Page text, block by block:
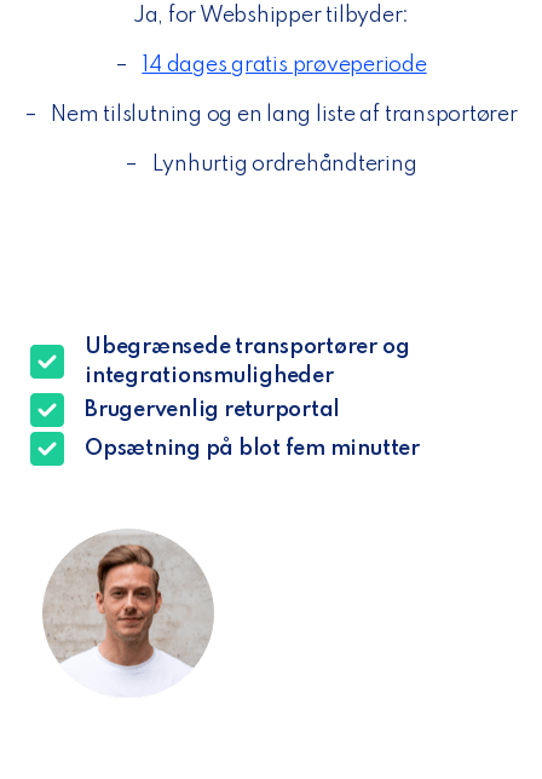
Ja, for Webshipper tilbyder:
– 14 dages gratis prøveperiode
– Nem tilslutning og en lang liste af transportører
– Lynhurtig ordrehåndtering
Ubegrænsede transportører og
integrationsmuligheder
Brugervenlig returportal
Opsætning på blot fem minutter